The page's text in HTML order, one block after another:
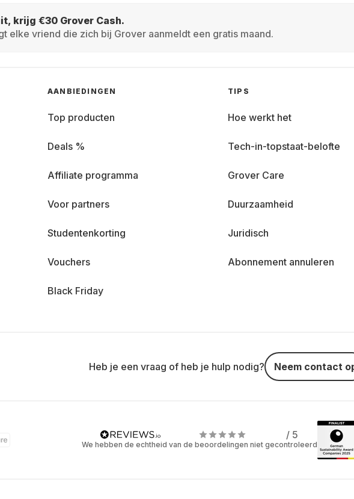
krijg €30 Grover Cash.
elke vriend die zich bij Grover aanmeldt een gratis maand.
AANBIEDINGEN
Top producten
Deals %
Affiliate programma
Voor partners
Studentenkorting
Vouchers
Black Friday
TIPS
Hoe werkt het
Tech-in-topstaat-belofte
Grover Care
Duurzaamheid
Juridisch
Abonnement annuleren
Heb je een vraag of heb je hulp nodig? Neem contact
/ 5
We hebben de echtheid van de beoordelingen niet gecontroleerd